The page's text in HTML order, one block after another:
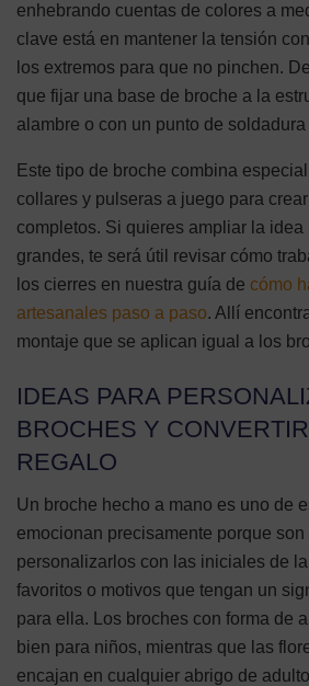
enhebrando cuentas de colores a
clave está en mantener la tensión
los extremos para que no pinchen.
que fijar una base de broche a la
alambre o con un punto de soldadura
Este tipo de broche combina
collares y pulseras a juego para
completos. Si quieres ampliar la
grandes, te será útil revisar cómo
los cierres en nuestra guía de cómo
artesanales paso a paso. Allí
montaje que se aplican igual a los
IDEAS PARA
BROCHES Y
REGALO
Un broche hecho a mano es uno de
emocionan precisamente porque
personalizarlos con las iniciales de
favoritos o motivos que tengan un
para ella. Los broches con forma de
bien para niños, mientras que las
encajan en cualquier abrigo de